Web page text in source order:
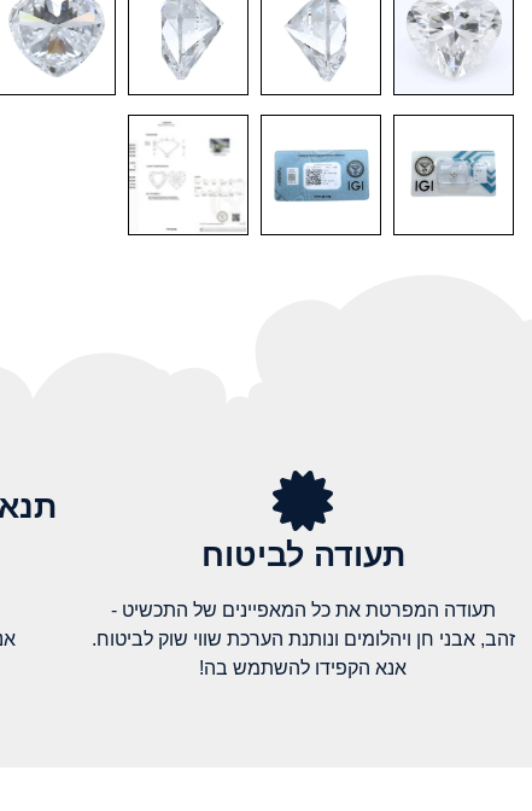
תעודה לביטוח
תעודה המפרטת את כל המאפיינים של התכשיט -
זהב, אבני חן ויהלומים ונותנת הערכת שווי שוק לביטוח.
אנא הקפידו להשתמש בה!